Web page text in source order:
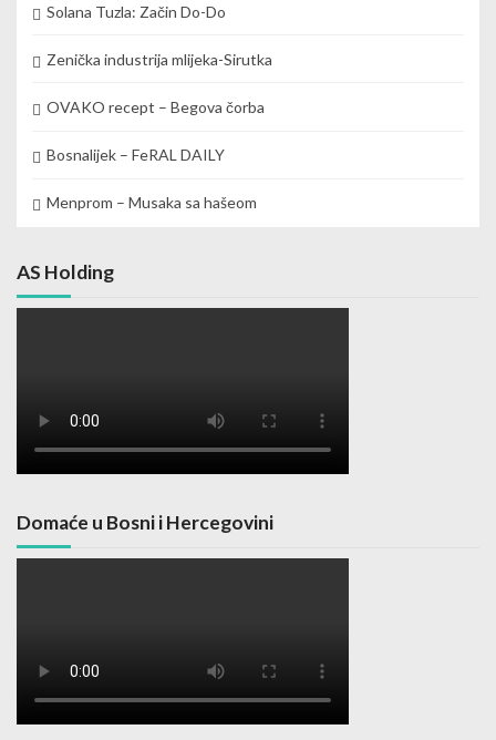
Solana Tuzla: Začin Do-Do
Zenička industrija mlijeka-Sirutka
OVAKO recept – Begova čorba
Bosnalijek – FeRAL DAILY
Menprom – Musaka sa hašeom
AS Holding
Domaće u Bosni i Hercegovini